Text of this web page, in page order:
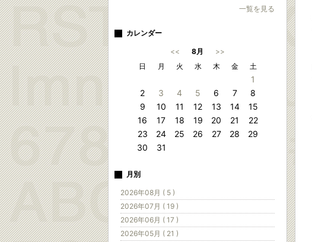
一覧を見る
カレンダー
<< 8月
>>
日
月 火 水 木 金 土
1
2
3 4 5 6 7
8
9
10 11 12 13 14
15
16
17 18 19 20 21
22
23
24 25 26 27 28
29
30
31
月別
2026年08月 ( 5 )
2026年07月 ( 19 )
2026年06月 ( 17 )
2026年05月 ( 21 )